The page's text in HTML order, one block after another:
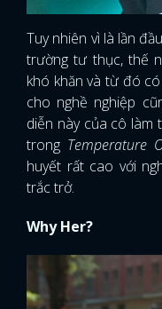
Tuy nhiên vì là lần
trường tư thục, thế
khó khăn và từ đó
cho nghề nghiệp
diễn này của cô làm
trong Temperature
huyết rất cao với
trắc trở.
Why Her?